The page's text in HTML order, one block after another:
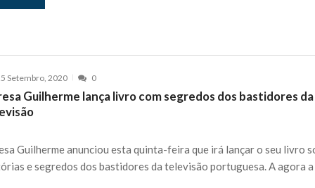
Setembro, 2020 0
Guilherme lança livro com segredos dos bastidores da
Guilherme anunciou esta quinta-feira que irá lançar o seu livro
e segredos dos bastidores da televisão portuguesa. A agora a